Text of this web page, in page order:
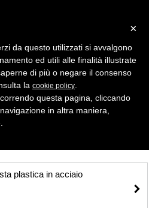
Selezione
plastica in acciaio
×
da questo utilizzati si avvalgono
ed utili alle finalità illustrate
di più o negare il consenso
la cookie policy
questa pagina, cliccando
in altra maniera,